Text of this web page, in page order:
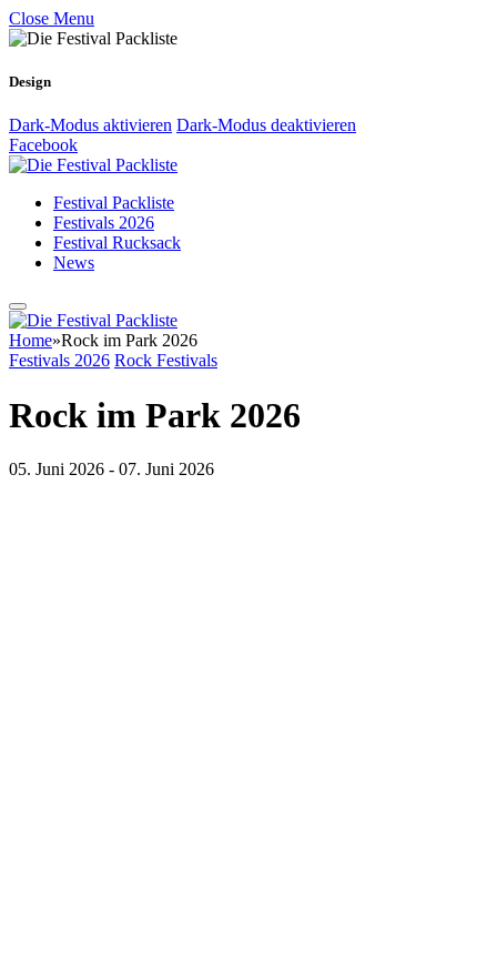
Close Menu
Design
Dark-Modus aktivieren Dark-Modus deaktivieren
Facebook
Festival Packliste
Festivals 2026
Festival Rucksack
News
Home»Rock im Park 2026
Festivals 2026 Rock Festivals
Rock im Park 2026
05. Juni 2026 - 07. Juni 2026